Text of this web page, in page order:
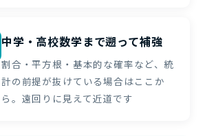
中学・高校数学まで遡って補強
割合・平方根・基本的な確率など、統
計の前提が抜けている場合はここか
ら。遠回りに見えて近道です